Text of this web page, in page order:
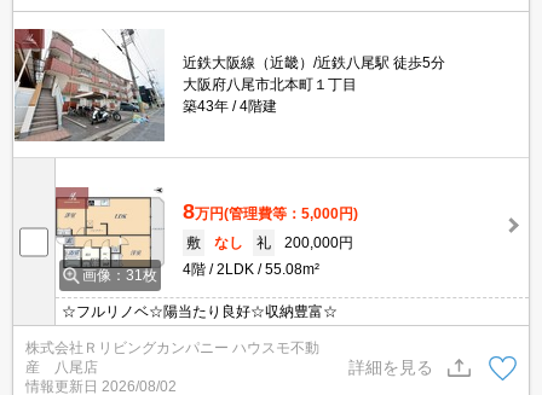
近鉄大阪線（近畿）/近鉄八尾駅 徒歩5分
大阪府八尾市北本町１丁目
築43年
4階建
画像：31枚
8万円(管理費等：5,000円)
敷
なし 礼
200,000円
4階
2LDK 55.08m²
☆フルリノベ☆陽当たり良好☆収納豊富☆
株式会社Ｒリビングカンパニー ハウスモ不動
産 八尾店
情報更新日 2026/08/02
詳細を見る